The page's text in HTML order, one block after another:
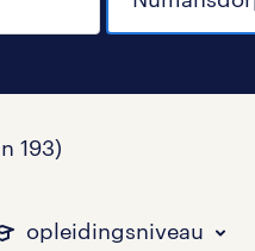
193)
opleidingsniveau